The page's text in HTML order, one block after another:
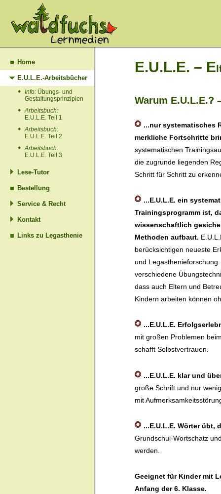
Home
E.U.L.E.-Arbeitsbücher
Info: Übungs- und
Gestaltungsprinzipien
Arbeitsbuch:
E.U.L.E. Teil 1
Arbeitsbuch:
E.U.L.E. Teil 2
Arbeitsbuch:
E.U.L.E. Teil 3
Lese-Tutor
Bestellung
Service & Recht
Kontakt
Links zu Legasthenie
E.U.L.E. – E
Warum E.U.L.E.?
...nur systematisches
merkliche Fortschritte
systematischen
die zugrunde liegenden
Schritt für Schritt zu
...E.U.L.E. ein
Trainingsprogramm ist,
wissenschaftlich
Methoden aufbaut.
berücksichtigen neueste
und
verschiedene
dass auch Eltern und
Kindern arbeiten können
...E.U.L.E.
mit großen Problemen
schafft Selbstvertrauen.
...E.U.L.E. klar und
große Schrift und nur
mit
...E.U.L.E. Wörter übt,
Grundschul-Wortschatz
werden.
Geeignet für Kinder mit
Anfang der 6. Klasse.